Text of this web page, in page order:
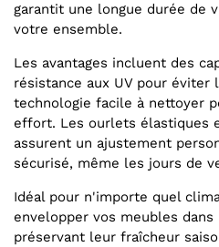
garantit une longue durée de
votre ensemble.
Les avantages incluent des
résistance aux UV pour éviter
technologie facile à nettoyer
effort. Les ourlets élastiques
assurent un ajustement
sécurisé, même les jours de
Idéal pour n'importe quel
envelopper vos meubles
préservant leur fraîcheur